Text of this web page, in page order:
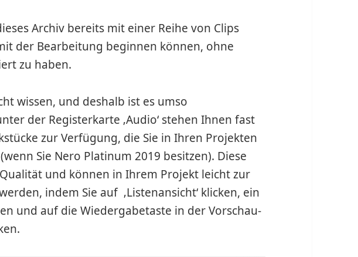
Archiv bereits mit einer Reihe von Clips
der Bearbeitung beginnen können, ohne
zu haben.
wissen, und deshalb ist es umso
der Registerkarte ‚Audio‘ stehen Ihnen fast
zur Verfügung, die Sie in Ihren Projekten
Sie Nero Platinum 2019 besitzen). Diese
und können in Ihrem Projekt leicht zur
indem Sie auf ‚Listenansicht‘ klicken, ein
und auf die Wiedergabetaste in der Vorschau-